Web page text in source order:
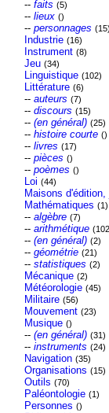
-- faits (5)
-- lieux ()
-- personnages (15)
Industrie (16)
Instrument (8)
Jeu (34)
Linguistique (102)
Littérature (6)
-- auteurs (7)
-- discours (15)
-- (en général) (25)
-- histoire courte ()
-- livres (17)
-- pièces ()
-- poèmes ()
Loi (44)
Maisons d'édition,
Mathématiques (1)
-- algèbre (7)
-- arithmétique
-- (en général) (2)
-- géométrie (21)
-- statistiques (2)
Mécanique (2)
Météorologie (45)
Militaire (56)
Mouvement (23)
Musique ()
-- (en général) (31)
-- instruments (24)
Navigation (35)
Organisations (15)
Outils (70)
Paléontologie (1)
Personnes ()